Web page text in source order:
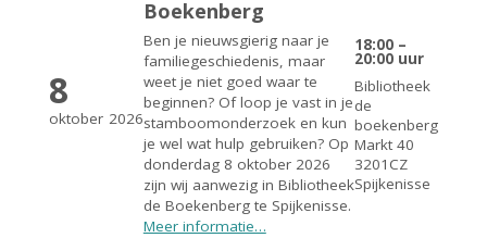
8
oktober 2026
Boekenberg
Ben je nieuwsgierig naar je
familiegeschiedenis, maar
weet je niet goed waar te
beginnen? Of loop je vast in je
stamboomonderzoek en kun
je wel wat hulp gebruiken? Op
donderdag 8 oktober 2026
zijn wij aanwezig in Bibliotheek
de Boekenberg te Spijkenisse.
Meer informatie…
18:00 –
20:00 uur
Bibliotheek
de
boekenberg
Markt 40
3201CZ
Spijkenisse